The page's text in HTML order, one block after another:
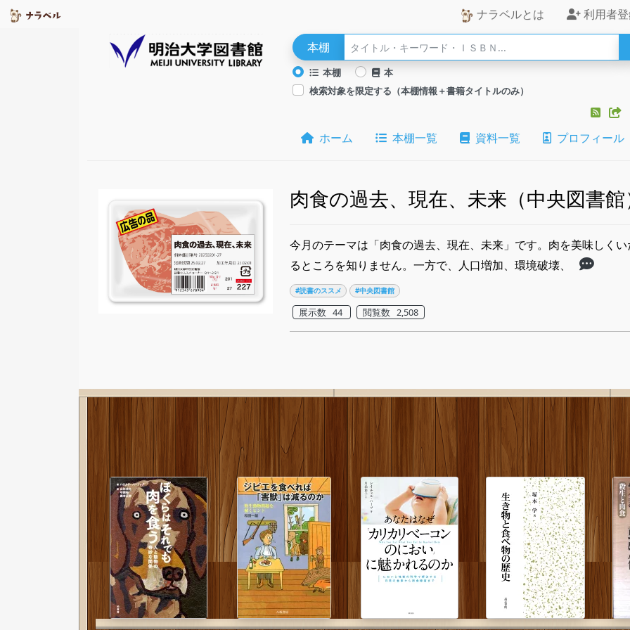
ナラベルとは 利用者
本棚
本棚
本
検索対象を限定する（本棚情報＋書籍タイトルのみ）
ホーム 本棚一覧 資料一覧 プロフィール
肉食の過去、現在、未来（中央図書
今月のテーマは「肉食の過去、現在、未来」です。肉を美味しく
るところを知りません。一方で、人口増加、環境破壊、
#読書のススメ #中央図書館
展示数 44 閲覧数 2,508